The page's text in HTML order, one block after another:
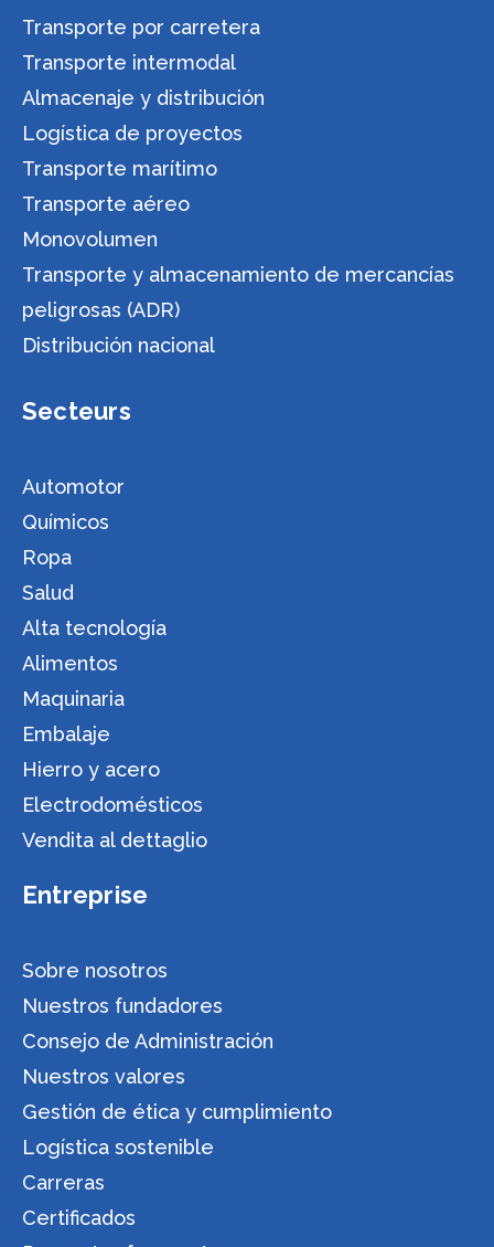
Transporte por carretera
Transporte intermodal
Almacenaje y distribución
Logística de proyectos
Transporte marítimo
Transporte aéreo
Monovolumen
Transporte y almacenamiento de mercancías
peligrosas (ADR)
Distribución nacional
Secteurs
Automotor
Químicos
Ropa
Salud
Alta tecnología
Alimentos
Maquinaria
Embalaje
Hierro y acero
Electrodomésticos
Vendita al dettaglio
Entreprise
Sobre nosotros
Nuestros fundadores
Consejo de Administración
Nuestros valores
Gestión de ética y cumplimiento
Logística sostenible
Carreras
Certificados